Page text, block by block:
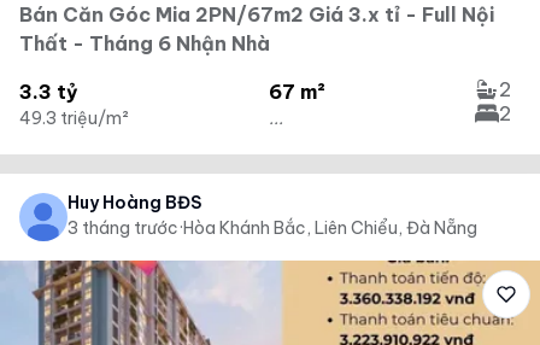
Bán Căn Góc Mia 2PN/67m2 Giá 3.x tỉ - Full Nội
Thất - Tháng 6 Nhận Nhà
3.3 tỷ
49.3 triệu/m²
67 m²
...
2
2
Huy Hoàng BĐS
3 tháng trước·Hòa Khánh Bắc, Liên Chiểu, Đà Nẵng